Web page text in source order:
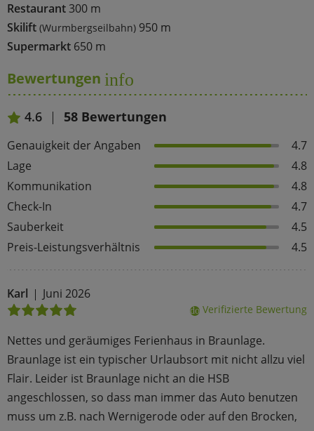
Restaurant 300 m
Skilift (Wurmbergseilbahn) 950 m
Supermarkt 650 m
Bewertungen info
4.6 58 Bewertungen
Genauigkeit der Angaben
4.7
Lage
4.8
Kommunikation
4.8
Check-In
4.7
Sauberkeit
4.5
Preis-Leistungsverhältnis
4.5
Karl Juni 2026
doneVerifizierte Bewertung
Nettes und geräumiges Ferienhaus in Braunlage.
Braunlage ist ein typischer Urlaubsort mit nicht allzu viel
Flair. Leider ist Braunlage nicht an die HSB
angeschlossen, so dass man immer das Auto benutzen
muss um z.B. nach Wernigerode oder auf den Brocken,